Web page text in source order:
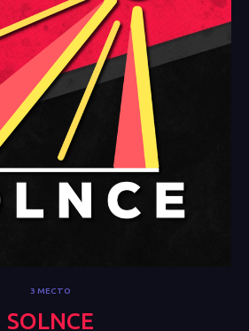
3 МЕСТО
SOLNCE